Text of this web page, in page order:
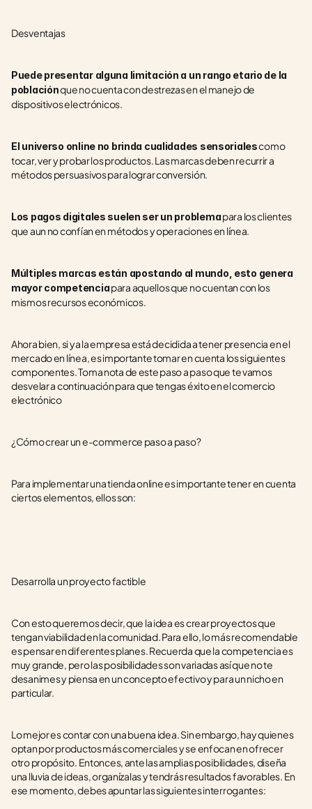
Desventajas
Puede presentar alguna limitación a un rango etario de la
población que no cuenta con destrezas en el manejo de
dispositivos electrónicos.
El universo online no brinda cualidades sensoriales como
tocar, ver y probar los productos. Las marcas deben recurrir a
métodos persuasivos para lograr conversión.
Los pagos digitales suelen ser un problema para los clientes
que aun no confían en métodos y operaciones en línea.
Múltiples marcas están apostando al mundo, esto genera
mayor competencia para aquellos que no cuentan con los
mismos recursos económicos.
Ahora bien, si ya la empresa está decidida a tener presencia en el
mercado en línea, es importante tomar en cuenta los siguientes
componentes. Toma nota de este paso a paso que te vamos
desvelar a continuación para que tengas éxito en el comercio
electrónico
¿Cómo crear un e-commerce paso a paso?
Para implementar una tienda online es importante tener en cuenta
ciertos elementos, ellos son:
Desarrolla un proyecto factible
Con esto queremos decir, que la idea es crear proyectos que
tengan viabilidad en la comunidad. Para ello, lo más recomendable
es pensar en diferentes planes. Recuerda que la competencia es
muy grande, pero las posibilidades son variadas así que no te
desanimes y piensa en un concepto efectivo y para un nicho en
particular.
Lo mejor es contar con una buena idea. Sin embargo, hay quienes
optan por productos más comerciales y se enfocan en ofrecer
otro propósito. Entonces, ante las amplias posibilidades, diseña
una lluvia de ideas, organízalas y tendrás resultados favorables. En
ese momento, debes apuntar las siguientes interrogantes: